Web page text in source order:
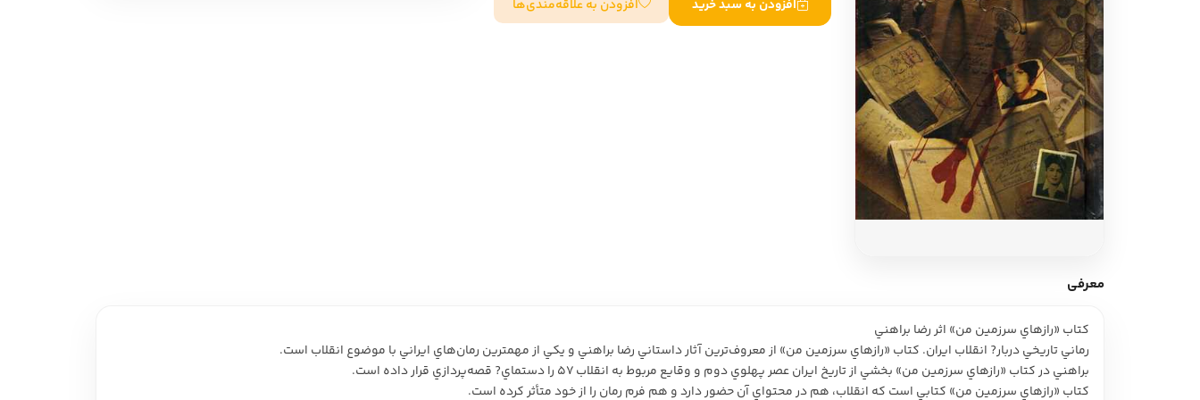
ادبیات آلمان
ادبیات ترکیه
ادبیات آسیا
سایر کشورهای اروپا
ادبیات
جستار و مقاله
زبان شناسی
تاریخ ادبیات
سایر کشورهای اروپا
افزودن به سبد خرید افزودن به علاقه‌مندی‌ها
معرفی
کتاب «رازهاي سرزمين من» اثر رضا براهني
رماني تاريخي دربار? انقلاب ايران. کتاب «رازهاي سرزمين من» از معروف‌ترين آثار داستاني رضا براهني و يکي از مهمترين رمان‌هاي ايراني با موضوع انقلاب است.
براهني در کتاب «رازهاي سرزمين من» بخشي از تاريخ ايران عصر پهلوي دوم و وقايع مربوط به انقلاب 57 را دستماي? قصه‌پردازي قرار داده است.
کتاب «رازهاي سرزمين من» کتابي است که انقلاب، هم در محتواي آن حضور دارد و هم فرم رمان را از خود متأثر کرده است.